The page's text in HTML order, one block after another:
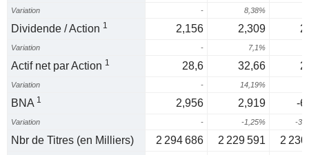
Variation - 8,38%
Dividende / Action 1 2,156 2,309
Variation - 7,1%
Actif net par Action 1 28,6 32,66
Variation - 14,19%
BNA 1 2,956 2,919 -
Variation - -1,25% -
Nbr de Titres (en Milliers) 2 294 686 2 229 591
2